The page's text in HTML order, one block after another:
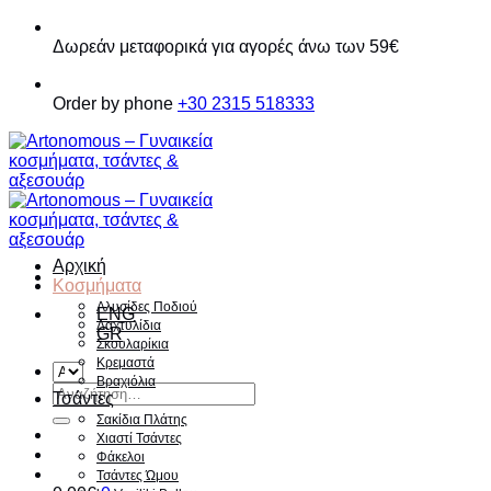
Παράβλεψη
Δωρεάν μεταφορικά για αγορές άνω των 59€
Order by phone +30 2315 518333
ENG
GR
Αναζήτηση
για:
Αρχική
Κοσμήματα
Αλυσίδες Ποδιού
Δαχτυλίδια
Σκουλαρίκια
Κρεμαστά
Βραχιόλια
Τσάντες
Σακίδια Πλάτης
Χιαστί Τσάντες
Φάκελοι
Τσάντες Ώμου